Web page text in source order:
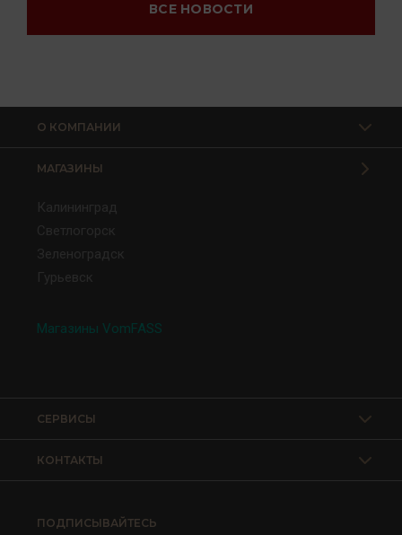
ВСЕ НОВОСТИ
О КОМПАНИИ
МАГАЗИНЫ
Калининград
Светлогорск
Зеленоградск
Гурьевск
Магазины VomFASS
КОНТАКТЫ
СЕРВИСЫ
ПОДПИСЫВАЙТЕСЬ